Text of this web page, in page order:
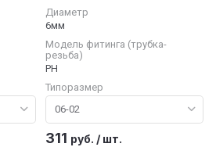
Диаметр
6мм
Модель фитинга (трубка-
резьба)
PH
Типоразмер
311 руб. / шт.